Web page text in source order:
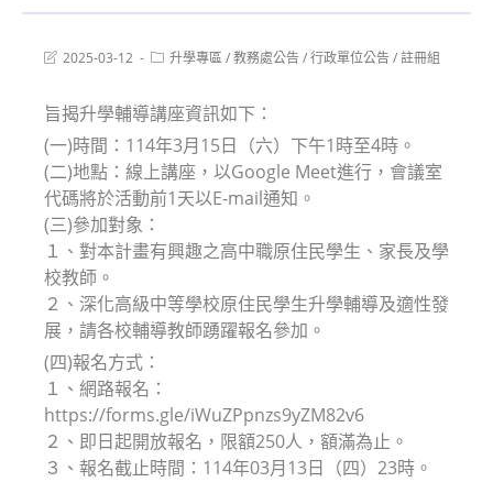
Post2025-03-12
Post升學專區/教務處公告/行政單位公告/註冊組
旨揭升學輔導講座資訊如下：
(一)時間：114年3月15日（六）下午1時至4時。
(二)地點：線上講座，以Google Meet進行，會議室
代碼將於活動前1天以E-mail通知。
(三)參加對象：
１、對本計畫有興趣之高中職原住民學生、家長及學
校教師。
２、深化高級中等學校原住民學生升學輔導及適性發
展，請各校輔導教師踴躍報名參加。
(四)報名方式：
１、網路報名：
https://forms.gle/iWuZPpnzs9yZM82v6
２、即日起開放報名，限額250人，額滿為止。
３、報名截止時間：114年03月13日（四）23時。